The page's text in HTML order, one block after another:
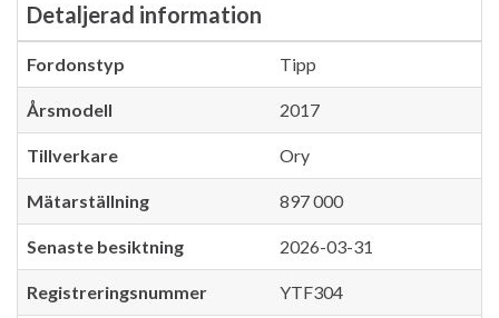
Detaljerad information
Fordonstyp Tipp
Årsmodell 2017
Tillverkare Ory
Mätarställning 897 000
Senaste besiktning 2026-03-31
Registreringsnummer YTF304